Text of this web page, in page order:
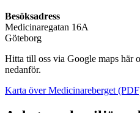
Besöksadress
Medicinaregatan 16A
Göteborg
Hitta till oss via Google maps här
nedanför.
Karta över Medicinareberget